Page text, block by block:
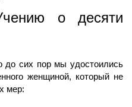
о десяти
до сих пор мы удостоились
женщиной, который не
мер: